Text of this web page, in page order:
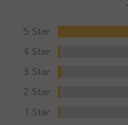
Gourmet Dark
21/06/2024 REAL WHEY PROTEIN
REAL WHEY PROTEIN
Cafe Mocha
5 Star
4 Star
3 Star
2 Star
1 Star